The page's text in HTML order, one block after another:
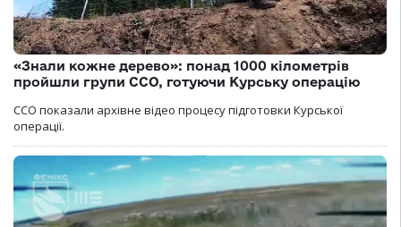
«Знали кожне дерево»: понад 1000 кілометрів
пройшли групи ССО, готуючи Курську операцію
ССО показали архівне відео процесу підготовки Курської
операції.